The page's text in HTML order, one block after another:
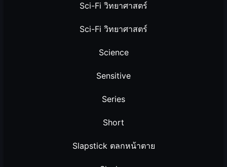
Sci-Fi วิทยาศาสตร์
Sci-Fi วิทยาศาสตร์
Science
Sensitive
Series
Short
Slapstick ตลกหน้าตาย